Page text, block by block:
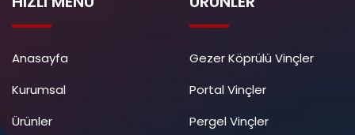
Anasayfa
Kurumsal
Ürünler
Gezer Köprülü Vinçler
Portal Vinçler
Pergel Vinçler